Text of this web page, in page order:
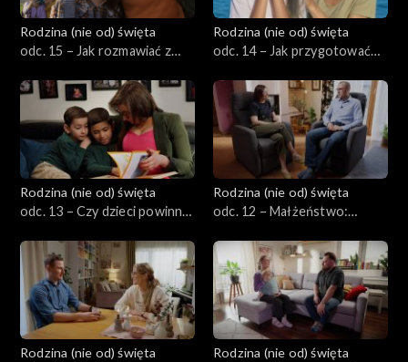
Rodzina (nie od) święta
odc. 15 – Jak rozmawiać z
znajomych i pierwszych
związkach?
Rodzina (nie od) święta
odc. 14 – Jak przygotować
Rodzina (nie od) święta
odc. 13 – Czy dzieci powinny
Rodzina (nie od) święta
odc. 12 – Małżeństwo:
Rodzina (nie od) święta
Rodzina (nie od) święta